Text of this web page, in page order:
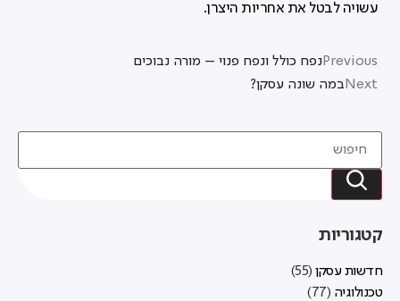
קטגוריות
חדשות עסקן (55)
טכנולוגיה (77)
עשויה לבטל את אחריות היצרן.
Previousנפח כולל ונפח פנוי – מורה נבוכים
Next במה שונה עסקן?